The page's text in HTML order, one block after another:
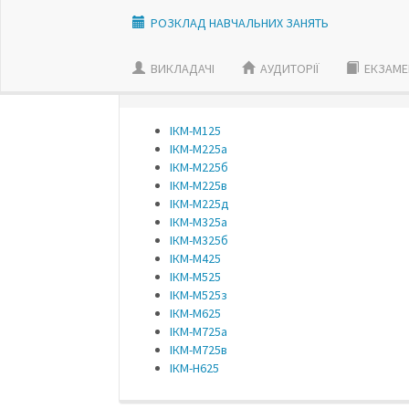
РОЗКЛАД НАВЧАЛЬНИХ ЗАНЯТЬ
ВИКЛАДАЧI АУДИТОРІЇ
ІКМ-М125
ІКМ-М225а
ІКМ-М225б
ІКМ-М225в
ІКМ-М225д
ІКМ-М325а
ІКМ-М325б
ІКМ-М425
ІКМ-М525
ІКМ-М525з
ІКМ-М625
ІКМ-М725а
ІКМ-М725в
ІКМ-Н625